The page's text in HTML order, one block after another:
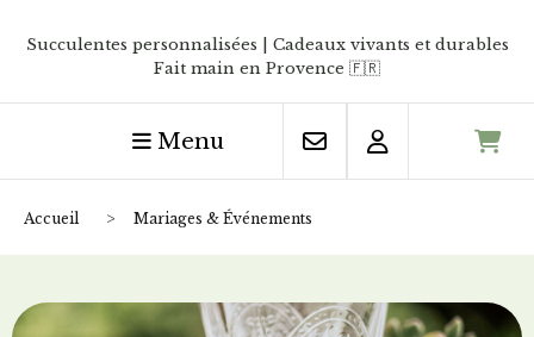
Succulentes personnalisées | Cadeaux vivants et durables
Fait main en Provence 🇫🇷
Menu
Accueil Mariages & Événements